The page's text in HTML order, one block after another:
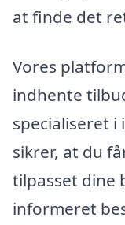
at finde det
Vores
indhente
specialiseret i
sikrer, at du
tilpasset dine
informeret